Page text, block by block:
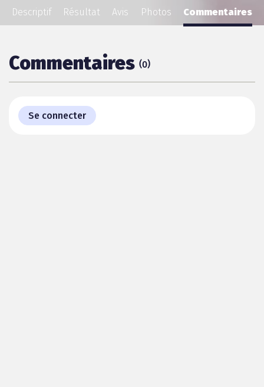
Descriptif Résultat Avis Photos Commentaires
Commentaires (0)
Se connecter